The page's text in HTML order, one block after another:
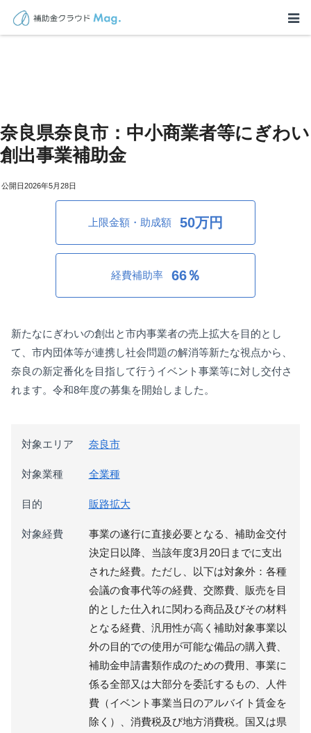
奈良県奈良市：中小商業者等にぎわい
創出事業補助金
2026年5月28日
上限金額・助成額 50万円
経費補助率 66％
新たなにぎわいの創出と市内事業者の売上拡大を目的とし
て、市内団体等が連携し社会問題の解消等新たな視点から、
奈良の新定番化を目指して行うイベント事業等に対し交付さ
れます。令和8年度の募集を開始しました。
対象エリア 奈良市
対象業種 全業種
目的 販路拡大
対象経費
事業の遂行に直接必要となる、補助金交付
決定日以降、当該年度3月20日までに支出
された経費。ただし、以下は対象外：各種
会議の食事代等の経費、交際費、販売を目
的とした仕入れに関わる商品及びその材料
となる経費、汎用性が高く補助対象事業以
外の目的での使用が可能な備品の購入費、
補助金申請書類作成のための費用、事業に
係る全部又は大部分を委託するもの、人件
費（イベント事業当日のアルバイト賃金を
除く）、消費税及び地方消費税。国又は県